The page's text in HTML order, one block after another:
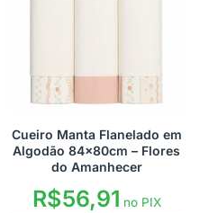
Cueiro Manta Flanelado em
Algodão 84x80cm – Flores
do Amanhecer
R$56,91 no PIX